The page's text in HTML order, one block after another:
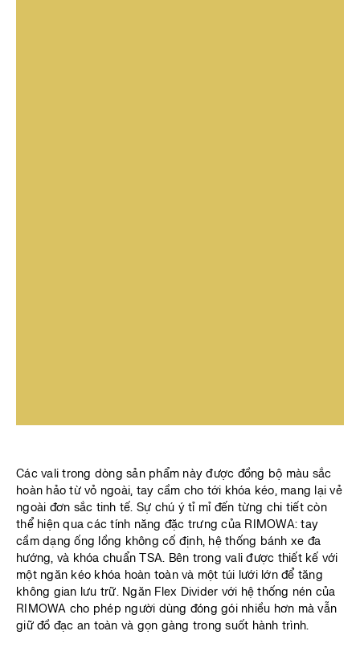
Các vali trong dòng sản phẩm này được đồng bộ màu sắc
hoàn hảo từ vỏ ngoài, tay cầm cho tới khóa kéo, mang lại vẻ
ngoài đơn sắc tinh tế. Sự chú ý tỉ mỉ đến từng chi tiết còn
thể hiện qua các tính năng đặc trưng của RIMOWA: tay
cầm dạng ống lồng không cố định, hệ thống bánh xe đa
hướng, và khóa chuẩn TSA. Bên trong vali được thiết kế với
một ngăn kéo khóa hoàn toàn và một túi lưới lớn để tăng
không gian lưu trữ. Ngăn Flex Divider với hệ thống nén của
RIMOWA cho phép người dùng đóng gói nhiều hơn mà vẫn
giữ đồ đạc an toàn và gọn gàng trong suốt hành trình.